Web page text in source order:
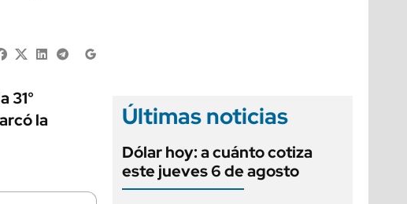
31°
la
Últimas noticias
Dólar hoy: a cuánto cotiza
este jueves 6 de agosto